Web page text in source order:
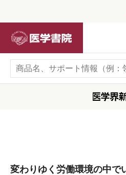
変わりゆく労働環境の中で